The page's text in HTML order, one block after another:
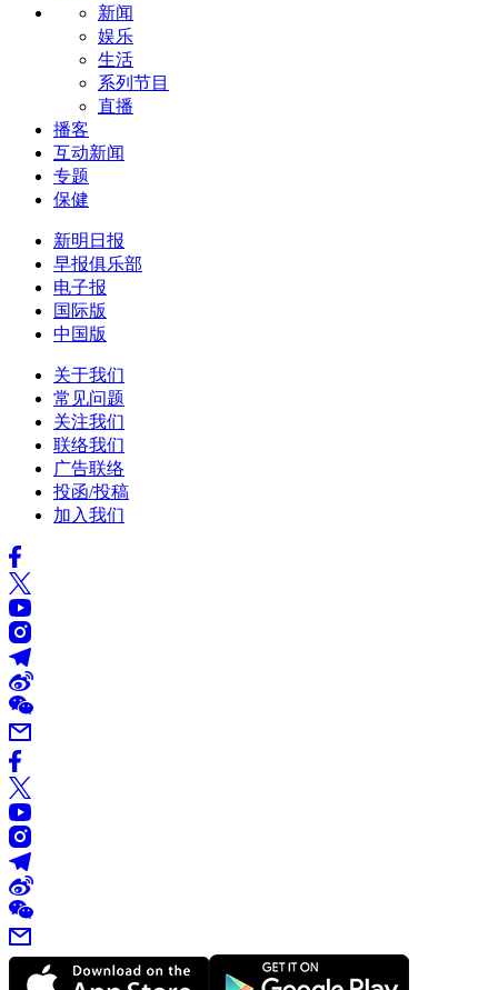
新闻
娱乐
生活
系列节目
直播
播客
互动新闻
专题
保健
新明日报
早报俱乐部
电子报
国际版
中国版
关于我们
常见问题
关注我们
联络我们
广告联络
投函/投稿
加入我们